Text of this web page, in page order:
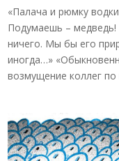
«Палача и рюмку
Подумаешь – медведь!
ничего. Мы бы его
иногда…»
возмущение коллег по